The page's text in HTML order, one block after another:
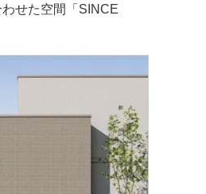
わせた空間「SINCE